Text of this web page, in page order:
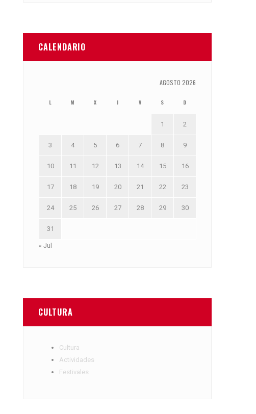
CALENDARIO
AGOSTO 2026
L M X J V S D
1 2
3 4 5 6 7 8 9
10 11 12 13 14 15 16
17 18 19 20 21 22 23
24 25 26 27 28 29 30
31
« Jul
CULTURA
Cultura
Actividades
Festivales